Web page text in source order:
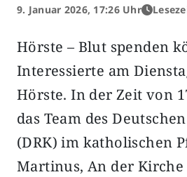
9. Januar 2026, 17:26 Uhr
Hörste – Blut spenden
Interessierte am
Hörste. In der Zeit von
das Team des
(DRK) im katholischen
Martinus, An der Kirche